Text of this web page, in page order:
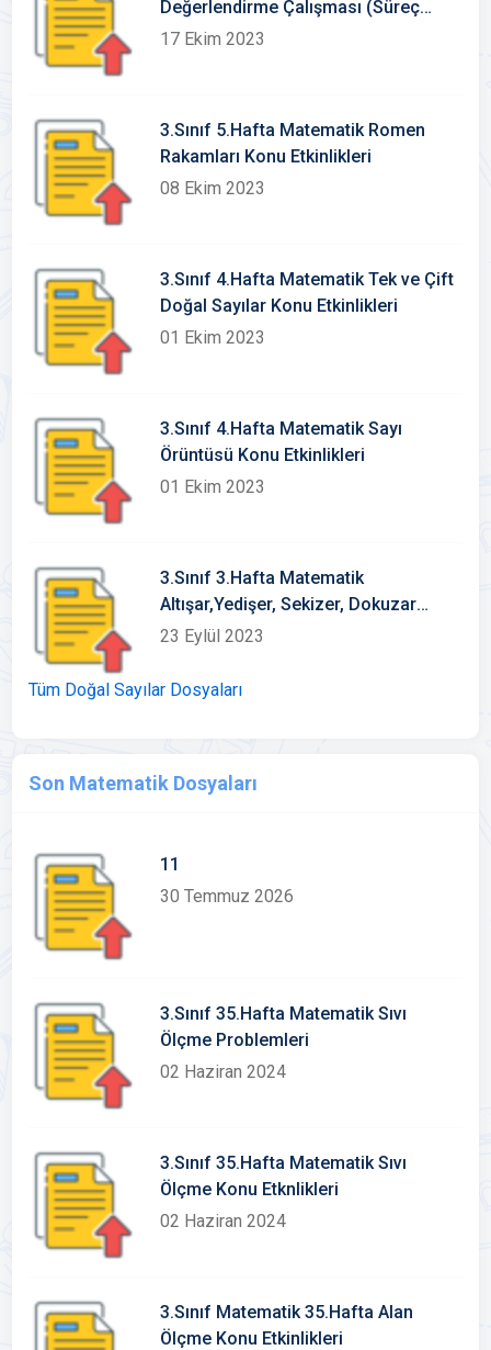
Değerlendirme Çalışması (Süreç
Değerlendirme)
17 Ekim 2023
3.Sınıf 5.Hafta Matematik Romen
Rakamları Konu Etkinlikleri
08 Ekim 2023
3.Sınıf 4.Hafta Matematik Tek ve Çift
Doğal Sayılar Konu Etkinlikleri
01 Ekim 2023
3.Sınıf 4.Hafta Matematik Sayı
Örüntüsü Konu Etkinlikleri
01 Ekim 2023
3.Sınıf 3.Hafta Matematik
Altışar,Yedişer, Sekizer, Dokuzar
Ritmik Sayma Konu Etkinlikleri
23 Eylül 2023
Tüm Doğal Sayılar Dosyaları
Son Matematik Dosyaları
11
30 Temmuz 2026
3.Sınıf 35.Hafta Matematik Sıvı
Ölçme Problemleri
02 Haziran 2024
3.Sınıf 35.Hafta Matematik Sıvı
Ölçme Konu Etknlikleri
02 Haziran 2024
3.Sınıf Matematik 35.Hafta Alan
Ölçme Konu Etkinlikleri